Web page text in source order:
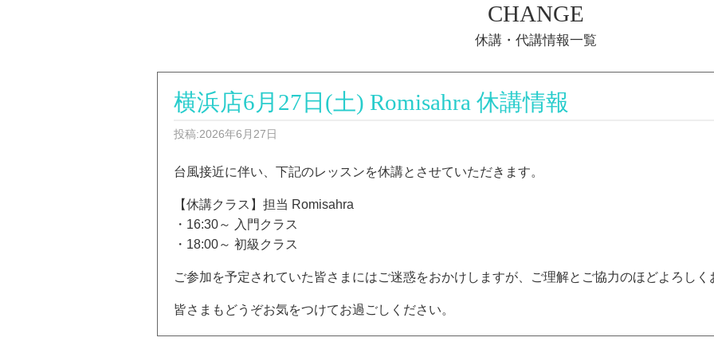
休講・代講情報一覧
CHANGE
横浜店6月27日(土) Romisahra 休講情報
投稿:2026年6月27日
台風接近に伴い、下記のレッスンを休講とさせていただきます。
【休講クラス】担当 Romisahra
・16:30～ 入門クラス
・18:00～ 初級クラス
ご参加を予定されていた皆さまにはご迷惑をおかけしますが、ご理解とご協力のほどよろしく
皆さまもどうぞお気をつけてお過ごしください。